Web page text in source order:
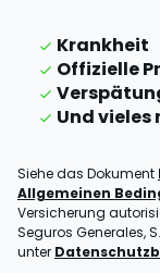
Krankheit
Offizielle
Und vieles
Siehe das Dokument
Allgemeinen
Versicherung
Seguros Generales,
unter